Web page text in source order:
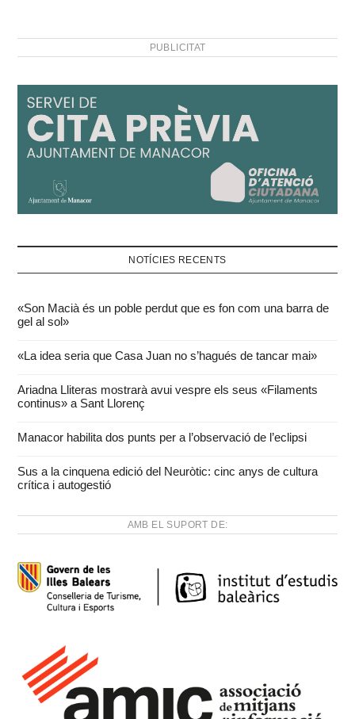
PUBLICITAT
NOTÍCIES RECENTS
«Son Macià és un poble perdut que es fon com una barra de
gel al sol»
«La idea seria que Casa Juan no s’hagués de tancar mai»
Ariadna Lliteras mostrarà avui vespre els seus «Filaments
continus» a Sant Llorenç
Manacor habilita dos punts per a l’observació de l’eclipsi
Sus a la cinquena edició del Neuròtic: cinc anys de cultura
crítica i autogestió
AMB EL SUPORT DE: